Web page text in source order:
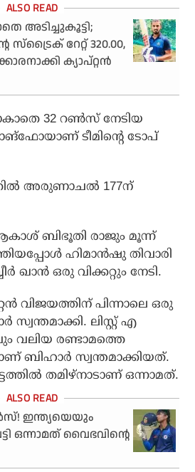
അടിച്ചുകൂട്ടി;
സ്‌ട്രൈക് റേറ്റ് 320.00,
ക്യാപ്റ്റന്‍
32 റണ്‍സ് നേടിയ
ടീമിന്റെ ടോപ്
അരുണാചല്‍ 177ന്
ബിഭൂതി രാജും മൂന്ന്
ഹിമാന്‍ഷു തിവാരി
ഖാന്‍ ഒരു വിക്കറ്റും നേടി.
വിജയത്തിന് പിന്നാലെ ഒരു
ലിസ്റ്റ് എ
വലിയ രണ്ടാമത്തെ
ബിഹാര്‍ സ്വന്തമാക്കിയത്.
തമിഴ്‌നാടാണ് ഒന്നാമത്.
ഇന്ത്യയെയും
ഒന്നാമത് വൈഭവിന്റെ